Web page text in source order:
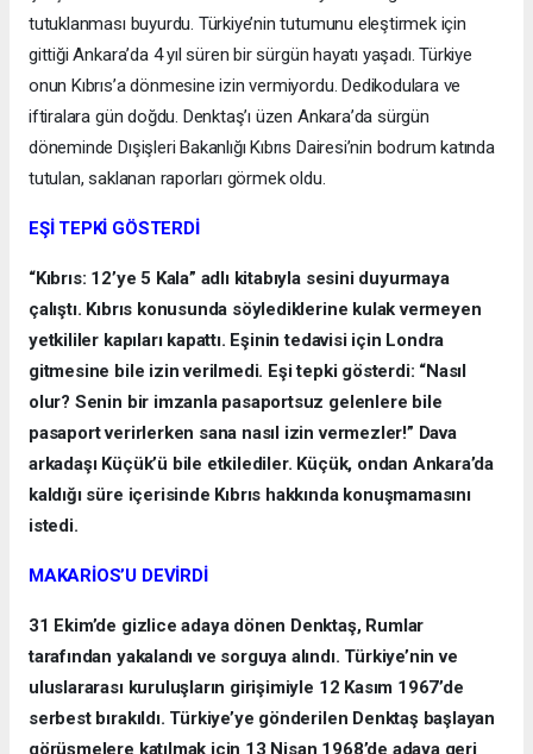
tutuklanması buyurdu. Türkiye’nin tutumunu eleştirmek için
gittiği Ankara’da 4 yıl süren bir sürgün hayatı yaşadı. Türkiye
onun Kıbrıs’a dönmesine izin vermiyordu. Dedikodulara ve
iftiralara gün doğdu. Denktaş’ı üzen Ankara’da sürgün
döneminde Dışişleri Bakanlığı Kıbrıs Dairesi’nin bodrum katında
tutulan, saklanan raporları görmek oldu.
EŞİ TEPKİ GÖSTERDİ
“Kıbrıs: 12’ye 5 Kala” adlı kitabıyla sesini duyurmaya
çalıştı. Kıbrıs konusunda söylediklerine kulak vermeyen
yetkililer kapıları kapattı. Eşinin tedavisi için Londra
gitmesine bile izin verilmedi. Eşi tepki gösterdi: “Nasıl
olur? Senin bir imzanla pasaportsuz gelenlere bile
pasaport verirlerken sana nasıl izin vermezler!” Dava
arkadaşı Küçük’ü bile etkilediler. Küçük, ondan Ankara’da
kaldığı süre içerisinde Kıbrıs hakkında konuşmamasını
istedi.
MAKARİOS’U DEVİRDİ
31 Ekim’de gizlice adaya dönen Denktaş, Rumlar
tarafından yakalandı ve sorguya alındı. Türkiye’nin ve
uluslararası kuruluşların girişimiyle 12 Kasım 1967’de
serbest bırakıldı. Türkiye’ye gönderilen Denktaş başlayan
görüşmelere katılmak için 13 Nisan 1968’de adaya geri